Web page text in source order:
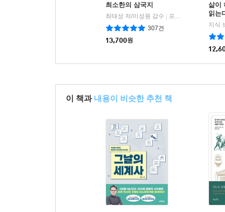
최소한의 삼국지
최태성 저/이성원 감수 | 프런트페이지
307건
13,700원
삶이
읽는
지식
이 책과 내용이 비슷한 추천 책